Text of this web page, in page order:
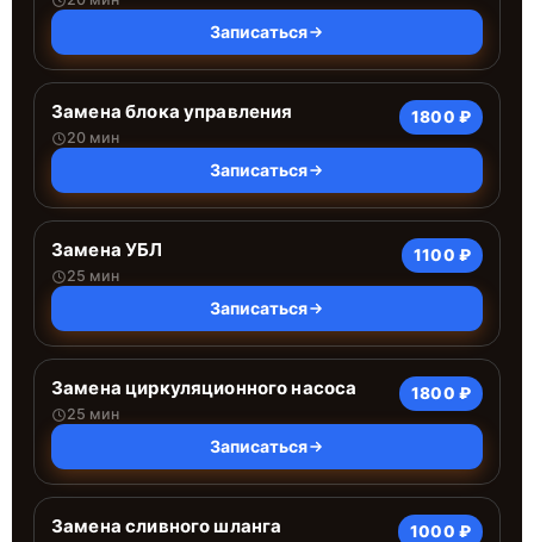
Записаться
Замена блока управления
20 мин
1800 ₽
Записаться
Замена УБЛ
25 мин
1100 ₽
Записаться
Замена циркуляционного насоса
25 мин
1800 ₽
Записаться
Замена сливного шланга 1000 ₽